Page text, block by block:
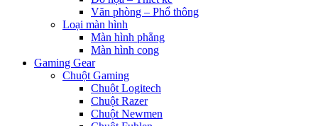
Văn phòng – Phổ thông
Loại màn hình
Màn hình phẳng
Màn hình cong
Gaming Gear
Chuột Gaming
Chuột Logitech
Chuột Razer
Chuột Newmen